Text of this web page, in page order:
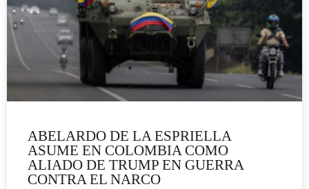
ABELARDO DE LA ESPRIELLA
ASUME EN COLOMBIA COMO
ALIADO DE TRUMP EN GUERRA
CONTRA EL NARCO